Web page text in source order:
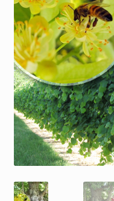
Мой аккаунт
Отправить сообщение
Мы в соцсетях
Скидки